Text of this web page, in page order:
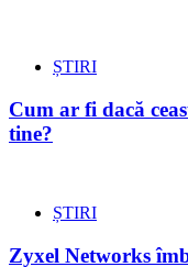
ȘTIRI
Cum ar fi dacă
tine?
ȘTIRI
Zyxel Networks